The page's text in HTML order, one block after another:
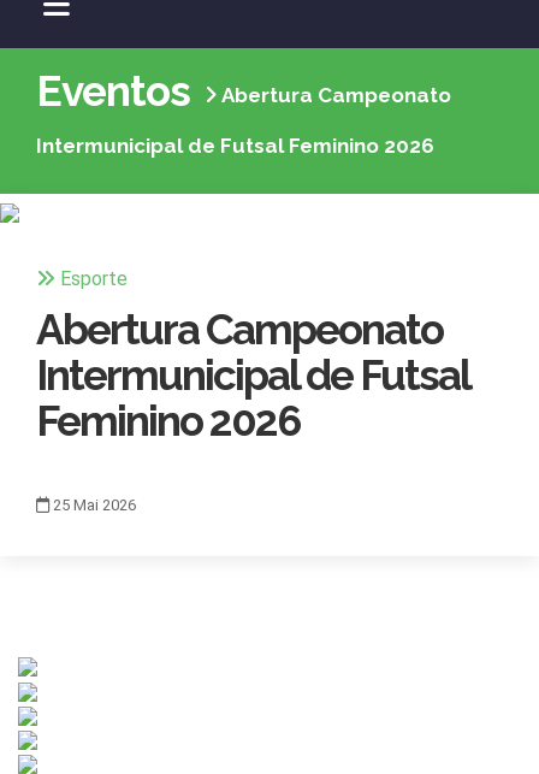
Eventos Abertura Campeonato
Intermunicipal de Futsal Feminino 2026
Esporte
Abertura Campeonato
Intermunicipal de Futsal
Feminino 2026
25 Mai 2026